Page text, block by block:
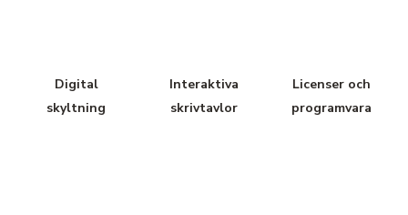
Digital
skyltning
Interaktiva
skrivtavlor
Licenser och
programvara